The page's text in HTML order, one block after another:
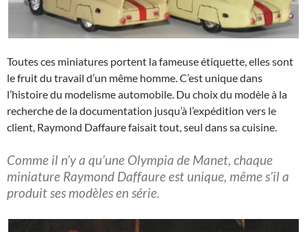
Toutes ces miniatures portent la fameuse étiquette, elles sont
le fruit du travail d’un même homme. C’est unique dans
l’histoire du modelisme automobile. Du choix du modèle à la
recherche de la documentation jusqu’à l’expédition vers le
client, Raymond Daffaure faisait tout, seul dans sa cuisine.
Comme il n’y a qu’une Olympia de Manet, chaque
miniature Raymond Daffaure est unique, même s’il a
produit ses modèles en série.